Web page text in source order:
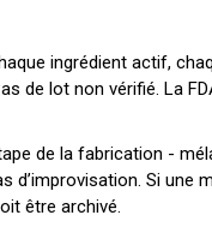
ingrédient actif,
de lot non vérifié. La
de la fabrication -
d’improvisation. Si une
être archivé.